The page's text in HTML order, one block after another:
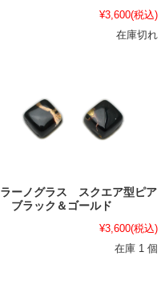
¥3,600(税込)
在庫切れ
ーノグラス スクエア型ピア
ブラック＆ゴールド
¥3,600(税込)
在庫 1 個